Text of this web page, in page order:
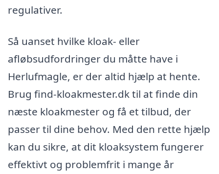
regulativer.
Så uanset hvilke kloak- eller
afløbsudfordringer du måtte have i
Herlufmagle, er der altid hjælp at hente.
Brug find-kloakmester.dk til at finde din
næste kloakmester og få et tilbud, der
passer til dine behov. Med den rette hjælp
kan du sikre, at dit kloaksystem fungerer
effektivt og problemfrit i mange år